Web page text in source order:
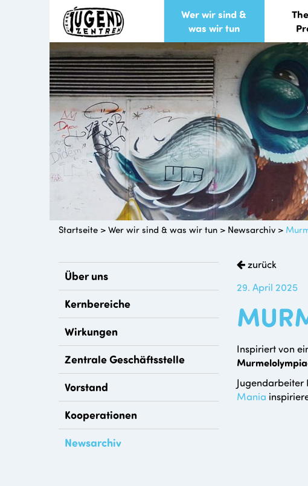
Wer wir sind &
was wir tun
Startseite > Wer wir sind & was wir tun > Newsarchiv >
Über uns
Kernbereiche
Wirkungen
Zentrale Geschäftsstelle
Vorstand
Kooperationen
Newsarchiv
zurück
29. April 2025
Inspiriert von
Jugendarbeiter
Mania